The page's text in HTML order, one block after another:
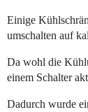
Einige
umschalten auf
Da wohl die
einem Schalter
Dadurch wurde